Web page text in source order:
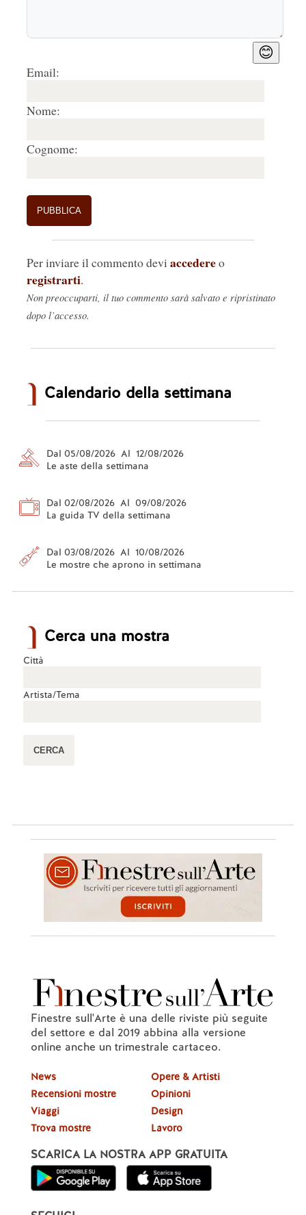
😊
Email:
Nome:
Cognome:
Per inviare il commento devi accedereo
registrarti.
Non preoccuparti, il tuo commento sarà salvato e ripristinato
dopo l’accesso.
Calendario della settimana
Dal 05/08/2026 Al 12/08/2026
Le aste della settimana
Dal 02/08/2026 Al 09/08/2026
La guida TV della settimana
Dal 03/08/2026 Al 10/08/2026
Le mostre che aprono in settimana
Cerca una mostra
Città
Artista/Tema
Finestre sull'Arte è una delle riviste più seguite
del settore e dal 2019 abbina alla versione
online anche un trimestrale cartaceo.
News
Recensioni mostre
Viaggi
Trova mostre
Opere & Artisti
Opinioni
Design
Lavoro
SCARICA LA NOSTRA APP GRATUITA